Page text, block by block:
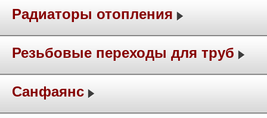
Радиаторы отопления
Резьбовые переходы для труб
Санфаянс